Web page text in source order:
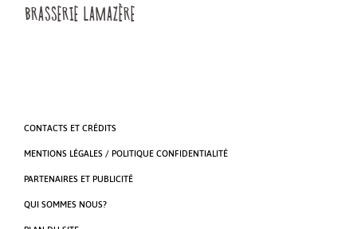
BRASSERIE LAMAZÈRE
CONTACTS ET CRÉDITS
MENTIONS LÉGALES / POLITIQUE CONFIDENTIALITÉ
PARTENAIRES ET PUBLICITÉ
QUI SOMMES NOUS?